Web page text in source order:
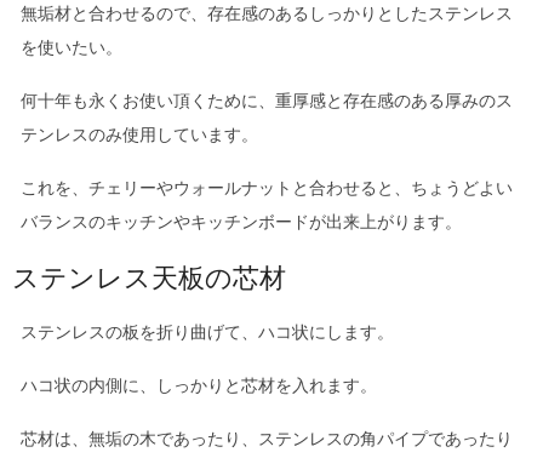
無垢材と合わせるので、存在感のあるしっかりとしたステンレス
を使いたい。
何十年も永くお使い頂くために、重厚感と存在感のある厚みのス
テンレスのみ使用しています。
これを、チェリーやウォールナットと合わせると、ちょうどよい
バランスのキッチンやキッチンボードが出来上がります。
ステンレス天板の芯材
ステンレスの板を折り曲げて、ハコ状にします。
ハコ状の内側に、しっかりと芯材を入れます。
芯材は、無垢の木であったり、ステンレスの角パイプであったり